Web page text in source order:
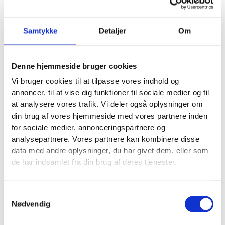
Samtykke Detaljer Om
Denne hjemmeside bruger cookies
Vi bruger cookies til at tilpasse vores indhold og
annoncer, til at vise dig funktioner til sociale medier og til
at analysere vores trafik. Vi deler også oplysninger om
din brug af vores hjemmeside med vores partnere inden
for sociale medier, annonceringspartnere og
analysepartnere. Vores partnere kan kombinere disse
data med andre oplysninger, du har givet dem, eller som
de har indsamlet fra din brug af deres tjenester.
Nødvendig
En klassisk fejl er at tro, at et banner alene gør siden
lovlig. Hvis Google Analytics, Meta Pixel eller andre
problematisk, også selv om banneret ser korrekt ud.
Hvad betyder WCAG 2.2 for dit valg af
hjemmesidebureau?
W3C anbefaler WCAG 2.2, og standarden er et klart
plus for både brugervenlighed og risikostyring. Et
bureau bør kunne tale om konkrete success criteria,
ikke kun om flot design.
WCAG 2.2 blev publiceret i 2023 og opdateret i
praksis, at du godt kan tænke bagudkompatibelt,
men stadig bør styre efter den nyeste standard.